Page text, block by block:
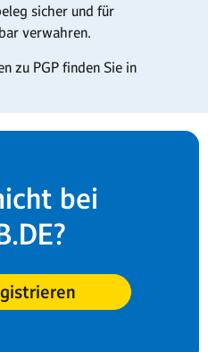
sicher und für
verwahren.
zu PGP finden Sie in
bei